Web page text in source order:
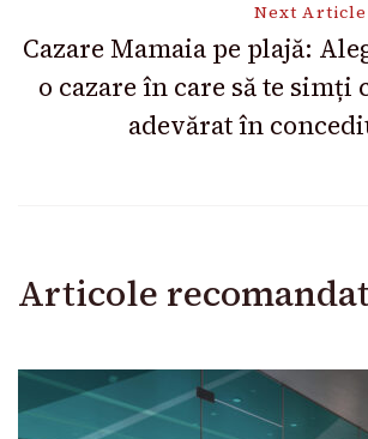
Next Article
Cazare Mamaia pe plajă:
o cazare în care să te simți
adevărat în
Articole